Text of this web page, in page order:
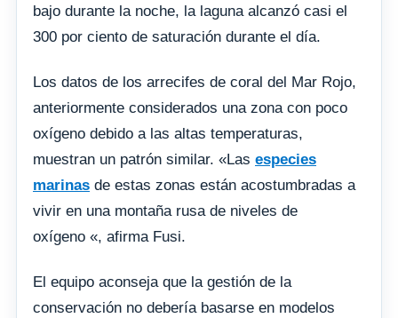
bajo durante la noche, la laguna alcanzó casi el
300 por ciento de saturación durante el día.
Los datos de los arrecifes de coral del Mar Rojo,
anteriormente considerados una zona con poco
oxígeno debido a las altas temperaturas,
muestran un patrón similar. «Las especies
marinas de estas zonas están acostumbradas a
vivir en una montaña rusa de niveles de
oxígeno «, afirma Fusi.
El equipo aconseja que la gestión de la
conservación no debería basarse en modelos